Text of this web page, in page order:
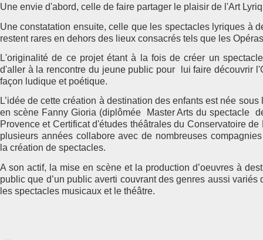
Une envie d'abord, celle de faire partager le plaisir de l'Art
Une constatation ensuite, celle que les spectacles lyriques à
restent rares en dehors des lieux consacrés tels que les
L'originalité de ce projet étant à la fois de créer un
d'aller à la rencontre du jeune public pour lui faire découvrir
façon ludique et poétique.
L’idée de cette création à destination des enfants est née
en scène Fanny Gioria (diplômée Master Arts du spectacle
Provence et Certificat d'études théâtrales du Conservatoire
plusieurs années collabore avec de nombreuses
la création de spectacles.
A son actif, la mise en scène et la production d’oeuvres à
public que d’un public averti couvrant des genres aussi variés
les spectacles musicaux et le théâtre.